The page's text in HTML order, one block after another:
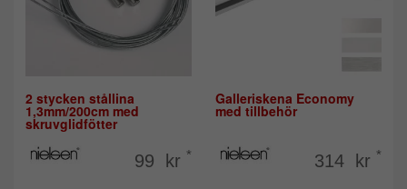
2 stycken stållina
1,3mm/200cm med
skruvglidfötter
99 kr *
Galleriskena Economy
med tillbehör
314 kr *